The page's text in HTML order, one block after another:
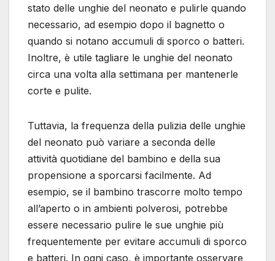
stato delle unghie del neonato e pulirle quando
necessario, ad esempio dopo il bagnetto o
quando si notano accumuli di sporco o batteri.
Inoltre, è utile tagliare le unghie del neonato
circa una volta alla settimana per mantenerle
corte e pulite.
Tuttavia, la frequenza della pulizia delle unghie
del neonato può variare a seconda delle
attività quotidiane del bambino e della sua
propensione a sporcarsi facilmente. Ad
esempio, se il bambino trascorre molto tempo
all’aperto o in ambienti polverosi, potrebbe
essere necessario pulire le sue unghie più
frequentemente per evitare accumuli di sporco
e batteri. In ogni caso, è importante osservare